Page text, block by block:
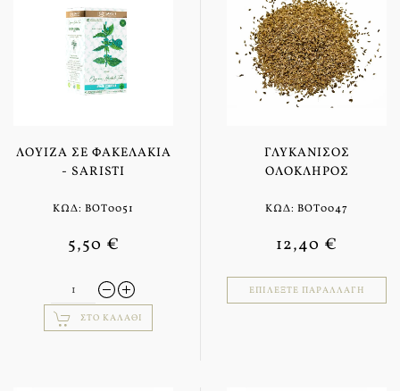
ΛΟΥΊΖΑ ΣΕ ΦΑΚΕΛΆΚΙΑ
- SARISTI
ΚΩΔ: BOT0051
5,50 €
ΣΤΟ ΚΑΛΆΘΙ
ΓΛΥΚΆΝΙΣΟΣ
ΟΛΌΚΛΗΡΟΣ
ΚΩΔ: BOT0047
12,40 €
ΕΠΙΛΈΞΤΕ ΠΑΡΑΛΛΑΓΉ